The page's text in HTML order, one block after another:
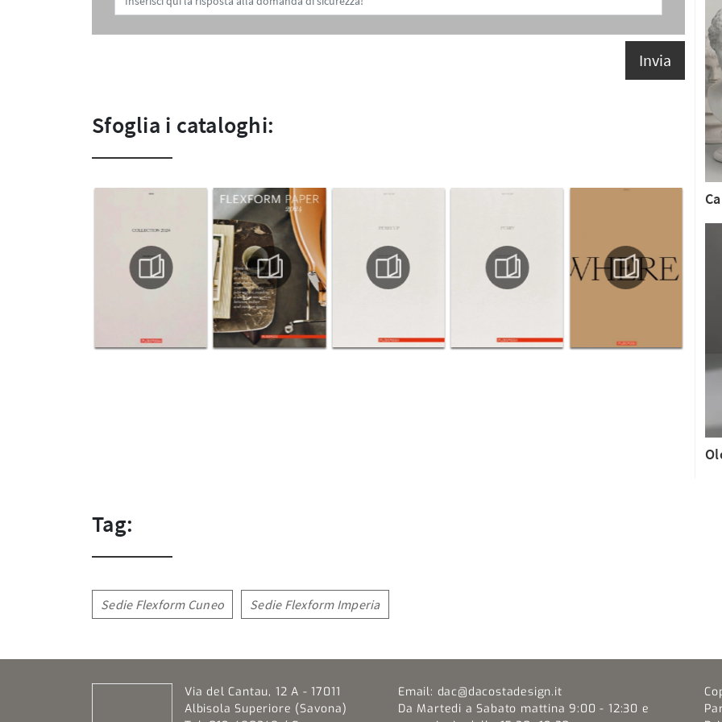
Invia
Sfoglia i cataloghi:
Tag:
Sedie Flexform Cuneo Sedie Flexform Imperia
Via del Cantau, 12 A - 17011
Albisola Superiore (Savona)
Email: dac@dacostadesign.it
Da Martedi a Sabato mattina 9:00 - 12:30 e